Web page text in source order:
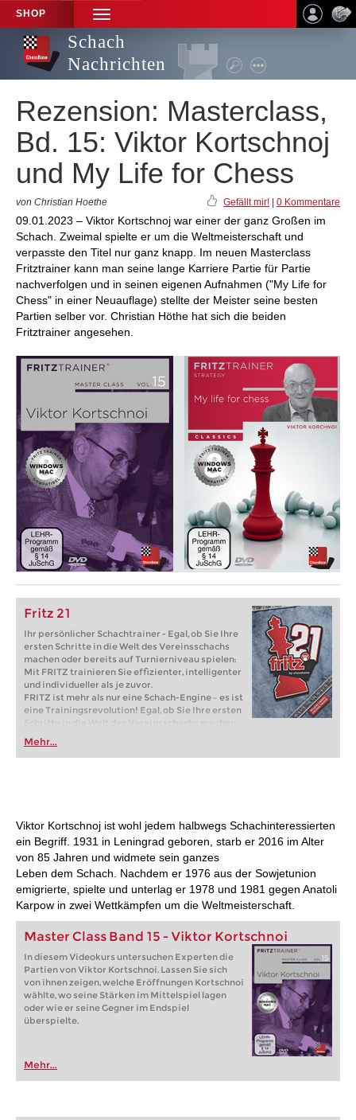
SHOP
TOGGLE
NAVIGATION
Schach
Nachrichten
Rezension: Masterclass,
Bd. 15: Viktor Kortschnoj
und My Life for Chess
von Christian Hoethe Gefällt mir! 0 Kommentare
09.01.2023 – Viktor Kortschnoj war einer der ganz Großen im
Schach. Zweimal spielte er um die Weltmeisterschaft und
verpasste den Titel nur ganz knapp. Im neuen Masterclass
Fritztrainer kann man seine lange Karriere Partie für Partie
nachverfolgen und in seinen eigenen Aufnahmen ("My Life for
Chess" in einer Neuauflage) stellte der Meister seine besten
Partien selber vor. Christian Höthe hat sich die beiden
Fritztrainer angesehen.
Fritz 21
Ihr persönlicher Schachtrainer - Egal, ob Sie Ihre
ersten Schritte in die Welt des Vereinsschachs
machen oder bereits auf Turnierniveau spielen:
Mit FRITZ trainieren Sie effizienter, intelligenter
und individueller als je zuvor.
FRITZ ist mehr als nur eine Schach-Engine – es ist
eine Trainingsrevolution! Egal, ob Sie Ihre ersten
Schritte in die Welt des Vereinsschachs machen
oder bereits auf Turnierniveau spielen: Mit
FRITZ trainieren Sie effizienter, intelligenter und
individueller als je zuvor.
Mehr...
Viktor Kortschnoj ist wohl jedem halbwegs Schachinteressierten
ein Begriff. 1931 in Leningrad geboren, starb er 2016 im Alter
von 85 Jahren und widmete sein ganzes
Leben dem Schach. Nachdem er 1976 aus der Sowjetunion
emigrierte, spielte und unterlag er 1978 und 1981 gegen Anatoli
Karpow in zwei Wettkämpfen um die Weltmeisterschaft.
Master Class Band 15 - Viktor Kortschnoi
In diesem Videokurs untersuchen Experten die
Partien von Viktor Kortschnoi. Lassen Sie sich
von ihnen zeigen, welche Eröffnungen Kortschnoi
wählte, wo seine Stärken im Mittelspiel lagen
oder wie er seine Gegner im Endspiel
überspielte.
Mehr...